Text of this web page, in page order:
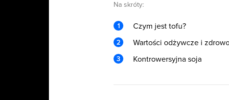
Na skróty:
Czym jest tofu?
Wartości odżywcze i
Kontrowersyjna soja